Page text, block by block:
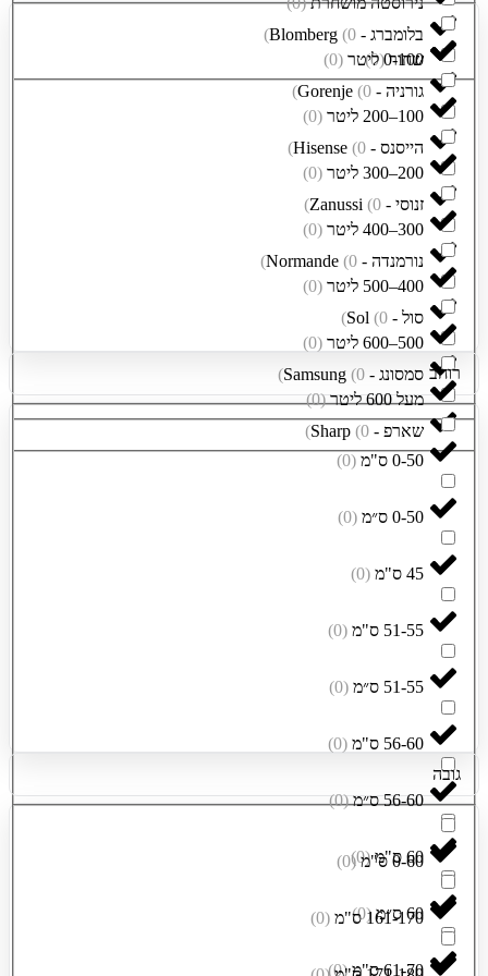
בלומברג - Blomberg (0
)
גורניה - Gorenje (0
)
הייסנס - Hisense (0
)
זנוסי - Zanussi (0
)
נורמנדה - Normande (0
)
סול - Sol (0
)
סמסונג - Samsung (0
)
שארפ - Sharp (0
)
שחור (
0
) 0-100 ליטר (
0
)
100–200 ליטר (
0
)
200–300 ליטר (
0
)
300–400 ליטר (
0
)
400–500 ליטר (
0
)
500–600 ליטר (
0
)
מעל 600 ליטר (
0
)
רוחב
0-50 ס"מ (
0
)
0-50 ס״מ (
0
)
45 ס"מ (
0
)
51-55 ס"מ (
0
)
51-55 ס״מ (
0
)
56-60 ס"מ (
0
)
56-60 ס״מ (
0
)
60 ס"מ (
0
)
60 ס״מ (
0
)
61-70 ס"מ (
0
)
גובה
0-60 ס"מ (
0
)
161-170 ס"מ (
0
)